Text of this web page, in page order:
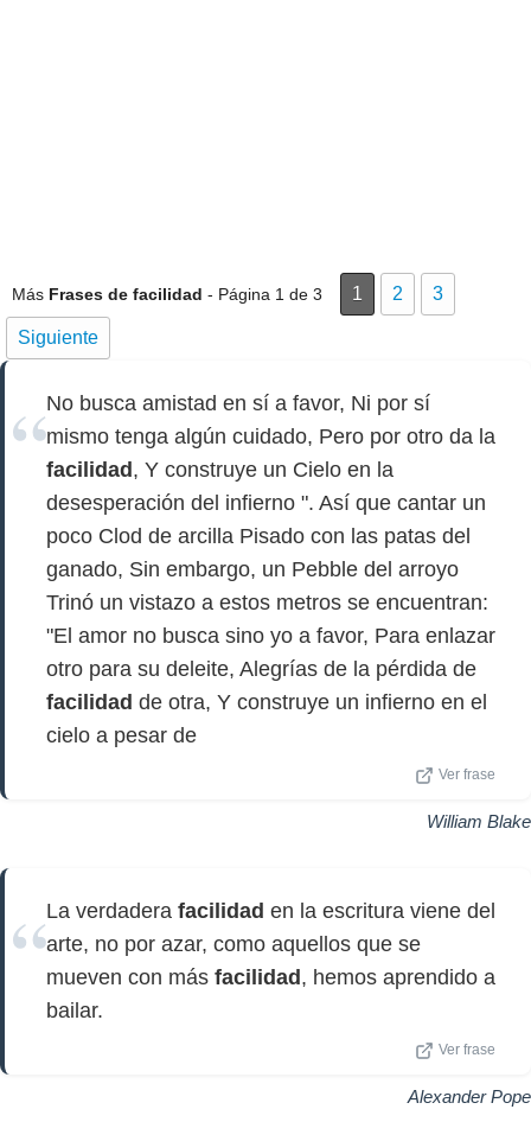
Más Frases de facilidad - Página 1 de 3 1 2 3
Siguiente
No busca amistad en sí a favor, Ni por sí
mismo tenga algún cuidado, Pero por otro da la
facilidad , Y construye un Cielo en la
desesperación del infierno ". Así que cantar un
poco Clod de arcilla Pisado con las patas del
ganado, Sin embargo, un Pebble del arroyo
Trinó un vistazo a estos metros se encuentran:
"El amor no busca sino yo a favor, Para enlazar
otro para su deleite, Alegrías de la pérdida de
facilidad de otra, Y construye un infierno en el
cielo a pesar de
Ver frase
William Blake
La verdadera facilidad en la escritura viene del
arte, no por azar, como aquellos que se
mueven con más facilidad , hemos aprendido a
bailar.
Ver frase
Alexander Pope